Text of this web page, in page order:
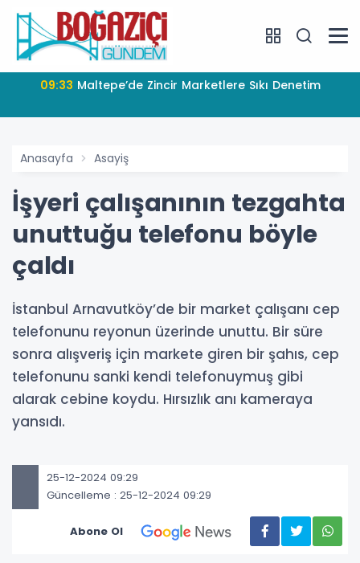
09:33 Maltepe’de Zincir Marketlere Sıkı Denetim
Anasayfa Asayiş
İşyeri çalışanının tezgahta
unuttuğu telefonu böyle
çaldı
İstanbul Arnavutköy’de bir market çalışanı cep
telefonunu reyonun üzerinde unuttu. Bir süre
sonra alışveriş için markete giren bir şahıs, cep
telefonunu sanki kendi telefonuymuş gibi
alarak cebine koydu. Hırsızlık anı kameraya
yansıdı.
25-12-2024 09:29
Güncelleme : 25-12-2024 09:29
Abone Ol